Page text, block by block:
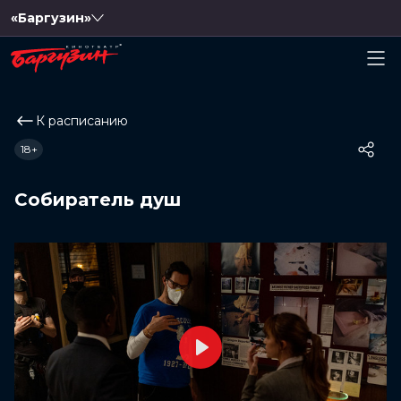
«Баргузин»
К расписанию
Собиратель душ
18+
Play